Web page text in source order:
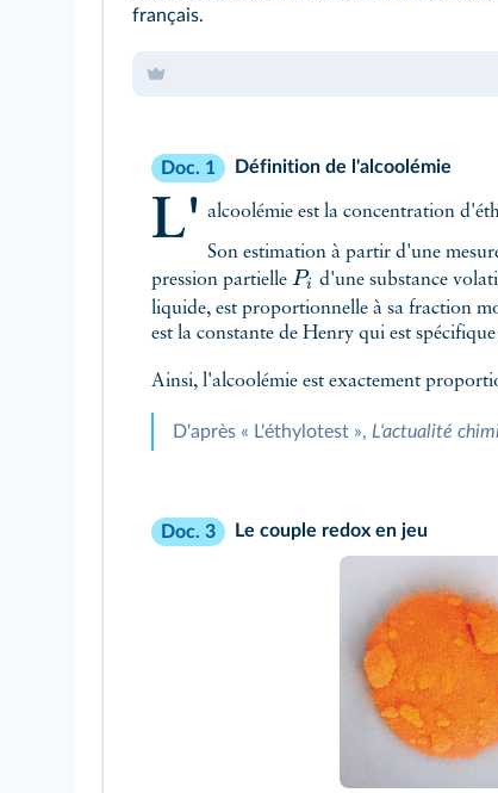
français.
Doc. 1 Définition de l'alcoolémie
L' alcoolémie est la concentration
Son estimation à partir d'une
pression partielle Pi d'une substance
liquide, est proportionnelle à sa fraction
est la constante de Henry qui est
Ainsi, l'alcoolémie est exactement
D'après « L'éthylotest », L'actualité
Doc. 3 Le couple redox en jeu